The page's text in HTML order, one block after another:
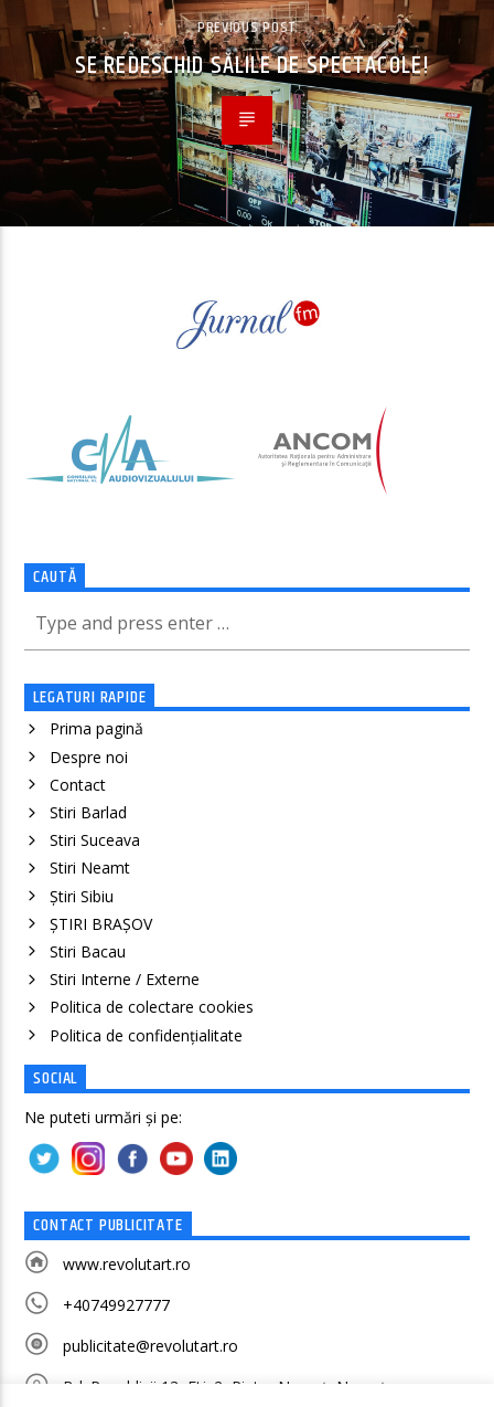
PREVIOUS POST
SE REDESCHID SĂLILE DE SPECTACOLE!
CAUTĂ
LEGATURI RAPIDE
Prima pagină
Despre noi
Contact
Stiri Barlad
Stiri Suceava
Stiri Neamt
Știri Sibiu
ȘTIRI BRAȘOV
Stiri Bacau
Stiri Interne / Externe
Politica de colectare cookies
Politica de confidenţialitate
SOCIAL
Ne puteti urmări și pe:
CONTACT PUBLICITATE
www.revolutart.ro
+40749927777
publicitate@revolutart.ro
Bd. Republicii 13, Etj. 2, Piatra Neamț, Neamț